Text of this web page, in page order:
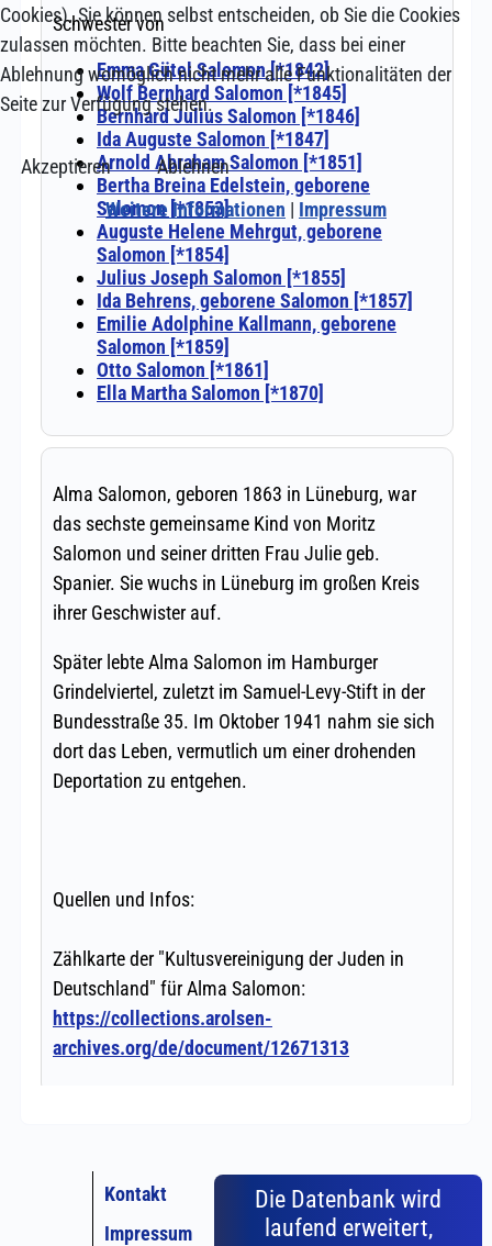
Kontakt
Impressum
Die Datenbank wird
laufend erweitert,
Cookies). Sie können selbst entscheiden, ob Sie die Cookies
zulassen möchten. Bitte beachten Sie, dass bei einer
Ablehnung womöglich nicht mehr alle Funktionalitäten der
Seite zur Verfügung stehen.
Akzeptieren
Ablehnen
Weitere Informationen | Impressum